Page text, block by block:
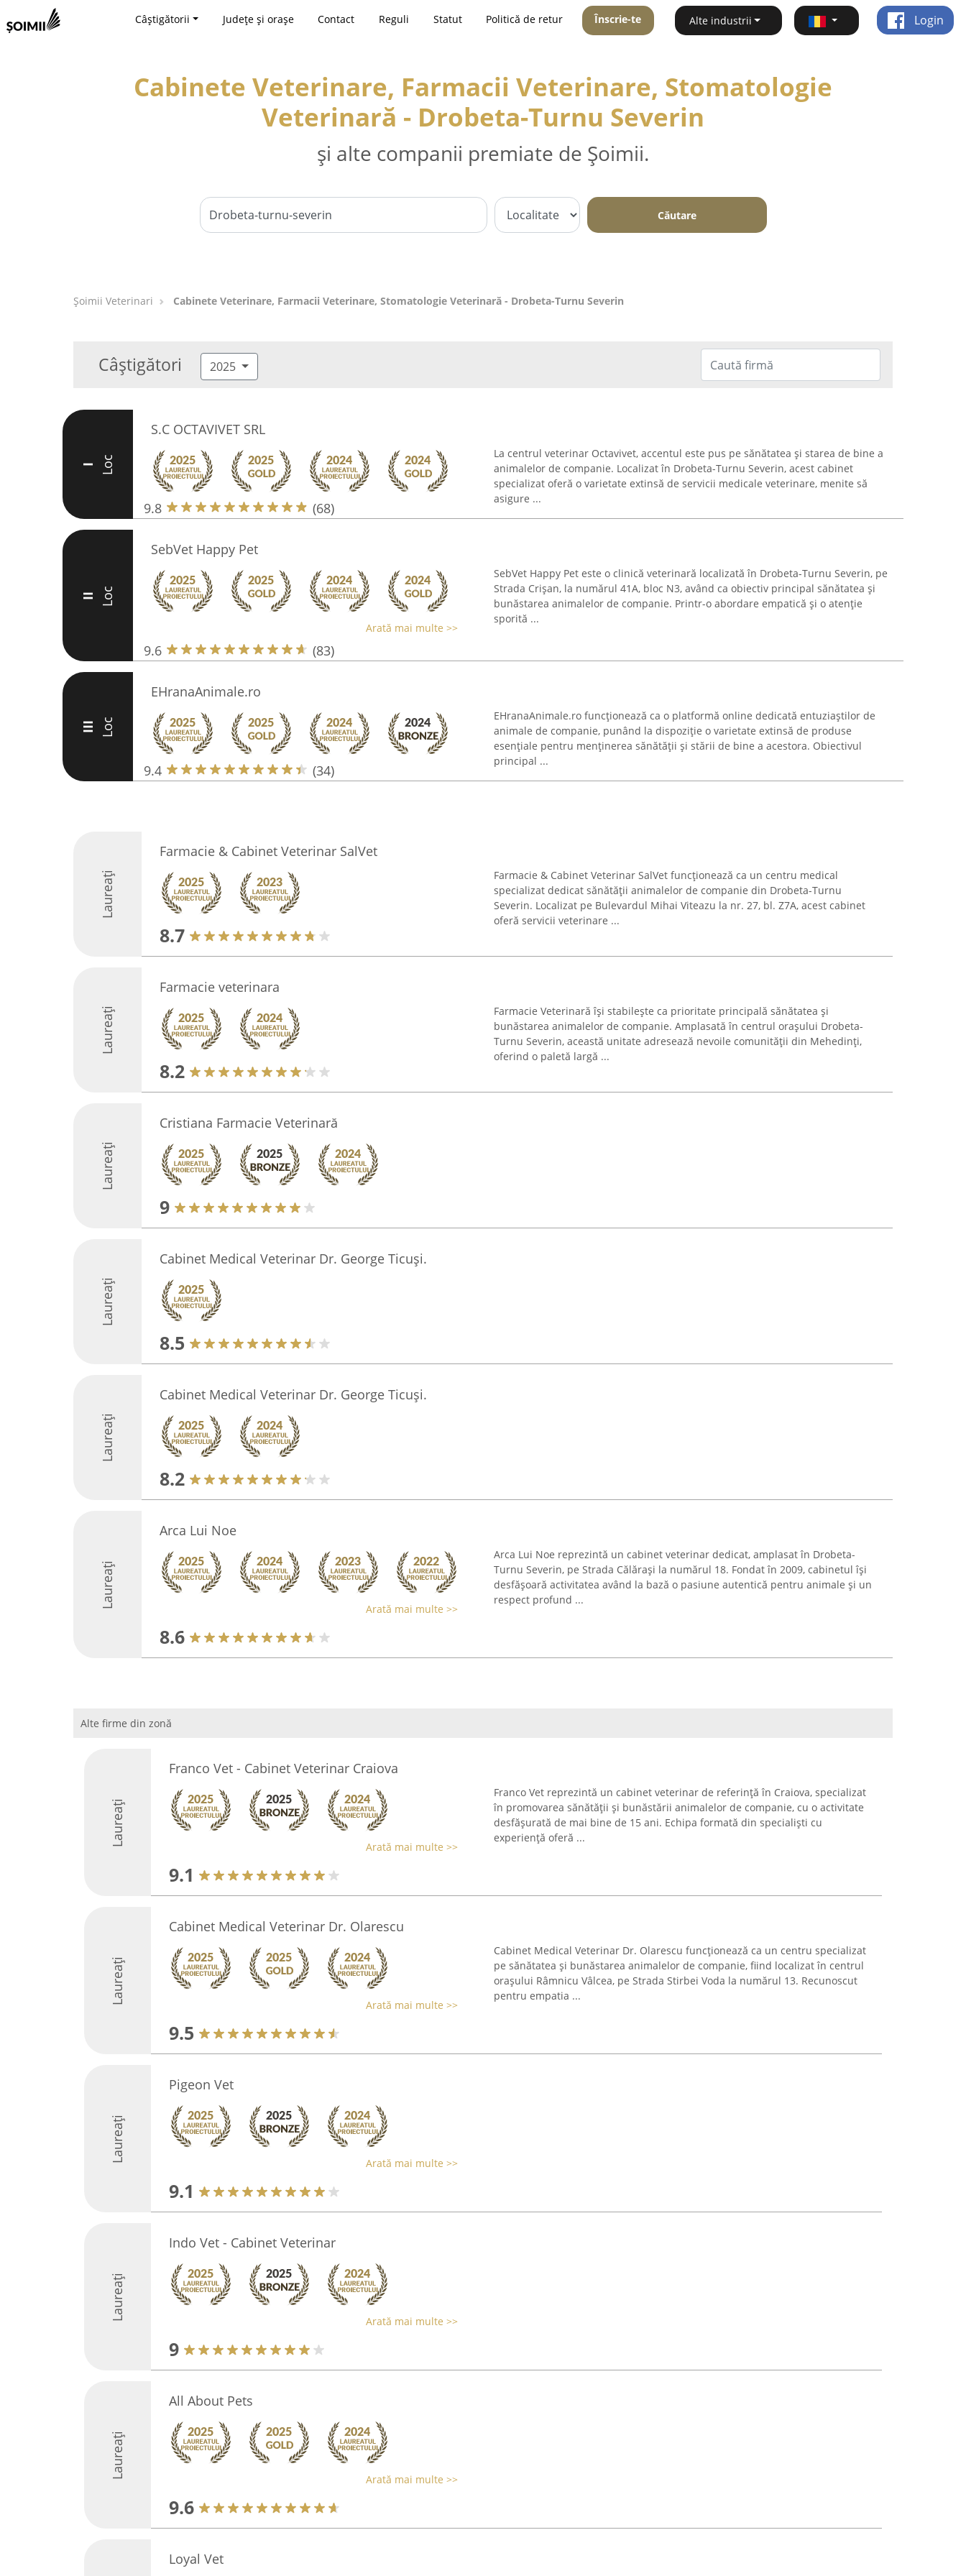
Câștigătorii Județe și orașe Contact Reguli Statut Politică de retur Înscrie-te Alte industrii Login
Cabinete Veterinare, Farmacii Veterinare, Stomatologie
Veterinară - Drobeta-Turnu Severin
și alte companii premiate de Șoimii.
Căutare
Șoimii Veterinari Cabinete Veterinare, Farmacii Veterinare, Stomatologie Veterinară - Drobeta-Turnu Severin
Câștigători 2025
I Loc
S.C OCTAVIVET SRL
9.8 (68)
La centrul veterinar Octavivet, accentul este pus pe sănătatea și starea de bine a
animalelor de companie. Localizat în Drobeta-Turnu Severin, acest cabinet
specializat oferă o varietate extinsă de servicii medicale veterinare, menite să
asigure ...
II Loc
SebVet Happy Pet
Arată mai multe >>
9.6 (83)
SebVet Happy Pet este o clinică veterinară localizată în Drobeta-Turnu Severin, pe
Strada Crișan, la numărul 41A, bloc N3, având ca obiectiv principal sănătatea și
bunăstarea animalelor de companie. Printr-o abordare empatică și o atenție
sporită ...
III Loc
EHranaAnimale.ro
9.4 (34)
EHranaAnimale.ro funcționează ca o platformă online dedicată entuziaștilor de
animale de companie, punând la dispoziție o varietate extinsă de produse
esențiale pentru menținerea sănătății și stării de bine a acestora. Obiectivul
principal ...
Laureați
Farmacie & Cabinet Veterinar SalVet
8.7
Farmacie & Cabinet Veterinar SalVet funcționează ca un centru medical
specializat dedicat sănătății animalelor de companie din Drobeta-Turnu
Severin. Localizat pe Bulevardul Mihai Viteazu la nr. 27, bl. Z7A, acest cabinet
oferă servicii veterinare ...
Laureați
Farmacie veterinara
8.2
Farmacie Veterinară își stabilește ca prioritate principală sănătatea și
bunăstarea animalelor de companie. Amplasată în centrul orașului Drobeta-
Turnu Severin, această unitate adresează nevoile comunității din Mehedinți,
oferind o paletă largă ...
Laureați
Cristiana Farmacie Veterinară
9
Laureați
Cabinet Medical Veterinar Dr. George Ticuși.
8.5
Laureați
Cabinet Medical Veterinar Dr. George Ticuși.
8.2
Laureați
Arca Lui Noe
Arată mai multe >>
8.6
Arca Lui Noe reprezintă un cabinet veterinar dedicat, amplasat în Drobeta-
Turnu Severin, pe Strada Călărași la numărul 18. Fondat în 2009, cabinetul își
desfășoară activitatea având la bază o pasiune autentică pentru animale și un
respect profund ...
Alte firme din zonă
Laureați
Franco Vet - Cabinet Veterinar Craiova
Arată mai multe >>
9.1
Franco Vet reprezintă un cabinet veterinar de referință în Craiova, specializat
în promovarea sănătății și bunăstării animalelor de companie, cu o activitate
desfășurată de mai bine de 15 ani. Echipa formată din specialiști cu
experiență oferă ...
Laureați
Cabinet Medical Veterinar Dr. Olarescu
Arată mai multe >>
9.5
Cabinet Medical Veterinar Dr. Olarescu funcționează ca un centru specializat
pe sănătatea și bunăstarea animalelor de companie, fiind localizat în centrul
orașului Râmnicu Vâlcea, pe Strada Stirbei Voda la numărul 13. Recunoscut
pentru empatia ...
Laureați
Pigeon Vet
Arată mai multe >>
9.1
Laureați
Indo Vet - Cabinet Veterinar
Arată mai multe >>
9
Laureați
All About Pets
Arată mai multe >>
9.6
Loyal Vet